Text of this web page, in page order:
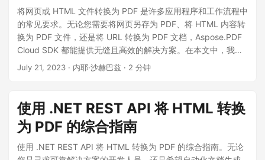
将网页或 HTML 文件转换为 PDF 是许多应用程序和工作流程中
的常见要求。无论您需要将网页另存为 PDF、将 HTML 内容转
换为 PDF 文件，还是将 URL 转换为 PDF 文档，Aspose.PDF
Cloud SDK 都能提供无缝且高效的解决方案。在本文中，我们
将探讨如何使用 .NET REST API 轻松完成 HTML 到 PDF 的转
July 21, 2023 · 内耶·沙赫巴兹 · 2 分钟
使用 .NET REST API 将 HTML 转换
为 PDF 的综合指南
使用 .NET REST API 将 HTML 转换为 PDF 的综合指南。无论